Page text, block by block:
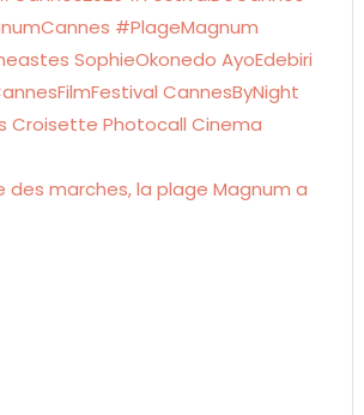
des marches, la plage Magnum a